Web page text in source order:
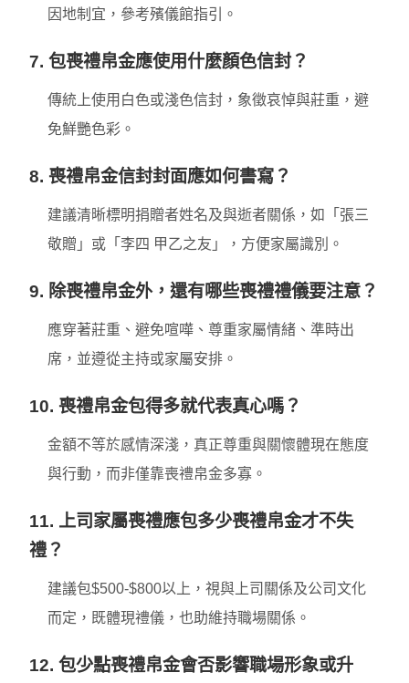
因地制宜，參考殯儀館指引。
7. 包喪禮帛金應使用什麼顏色信封？
傳統上使用白色或淺色信封，象徵哀悼與莊重，避
免鮮艷色彩。
8. 喪禮帛金信封封面應如何書寫？
建議清晰標明捐贈者姓名及與逝者關係，如「張三
敬贈」或「李四 甲乙之友」，方便家屬識別。
9. 除喪禮帛金外，還有哪些喪禮禮儀要注意？
應穿著莊重、避免喧嘩、尊重家屬情緒、準時出
席，並遵從主持或家屬安排。
10. 喪禮帛金包得多就代表真心嗎？
金額不等於感情深淺，真正尊重與關懷體現在態度
與行動，而非僅靠喪禮帛金多寡。
11. 上司家屬喪禮應包多少喪禮帛金才不失
禮？
建議包$500-$800以上，視與上司關係及公司文化
而定，既體現禮儀，也助維持職場關係。
12. 包少點喪禮帛金會否影響職場形象或升